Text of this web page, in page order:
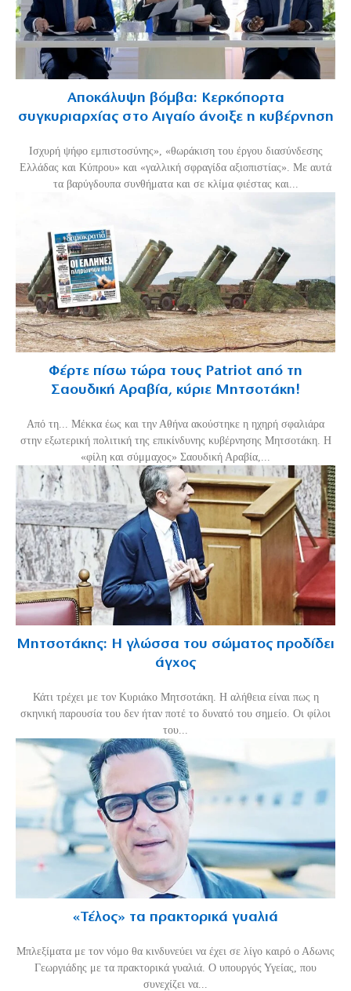
Αποκάλυψη βόμβα: Κερκόπορτα
συγκυριαρχίας στο Αιγαίο άνοιξε η κυβέρνηση
Ισχυρή ψήφο εμπιστοσύνης», «θωράκιση του έργου διασύνδεσης
Ελλάδας και Κύπρου» και «γαλλική σφραγίδα αξιοπιστίας». Με αυτά
τα βαρύγδουπα συνθήματα και σε κλίμα φιέστας και...
Φέρτε πίσω τώρα τους Patriot από τη
Σαουδική Αραβία, κύριε Μητσοτάκη!
Από τη... Μέκκα έως και την Αθήνα ακούστηκε η ηχηρή σφαλιάρα
στην εξωτερική πολιτική της επικίνδυνης κυβέρνησης Μητσοτάκη. Η
«φίλη και σύμμαχος» Σαουδική Αραβία,...
Μητσοτάκης: Η γλώσσα του σώματος προδίδει
άγχος
Κάτι τρέχει με τον Κυριάκο Μητσοτάκη. Η αλήθεια είναι πως η
σκηνική παρουσία του δεν ήταν ποτέ το δυνατό του σημείο. Οι φίλοι
του...
«Τέλος» τα πρακτορικά γυαλιά
Μπλεξίματα με τον νόμο θα κινδυνεύει να έχει σε λίγο καιρό ο Αδωνις
Γεωργιάδης με τα πρακτορικά γυαλιά. Ο υπουργός Υγείας, που
συνεχίζει να...